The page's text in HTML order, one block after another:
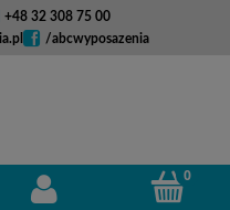
+48 32 308 75 00
/abcwyposazenia